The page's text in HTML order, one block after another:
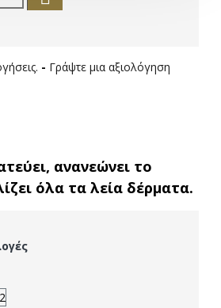
- Γράψτε μια αξιολόγηση
ανανεώνει το
όλα τα λεία δέρματα.